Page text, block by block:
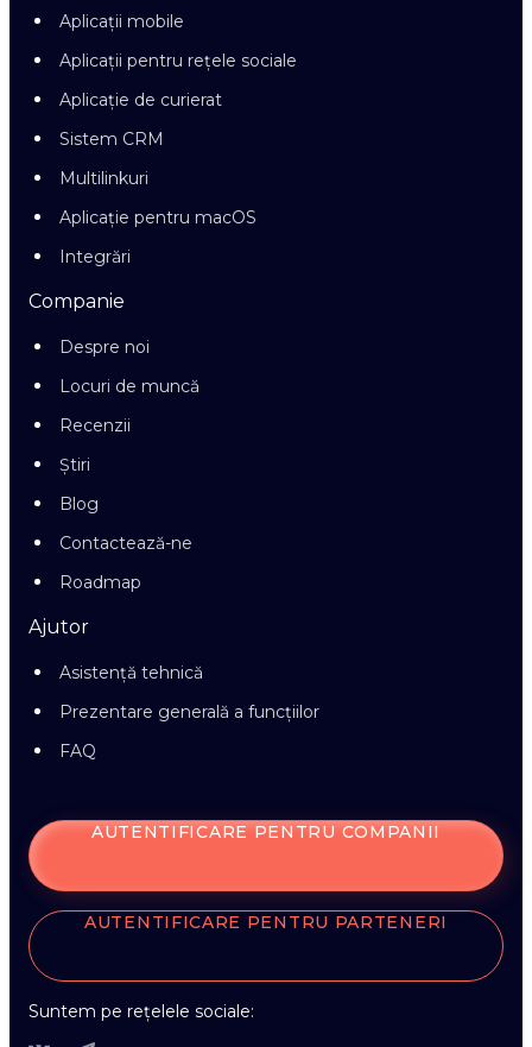
Aplicații mobile
Aplicații pentru rețele sociale
Aplicație de curierat
Sistem CRM
Multilinkuri
Aplicație pentru macOS
Integrări
Companie
Despre noi
Locuri de muncă
Recenzii
Știri
Blog
Contactează-ne
Roadmap
Ajutor
Asistență tehnică
Prezentare generală a funcțiilor
FAQ
AUTENTIFICARE PENTRU COMPANII
AUTENTIFICARE PENTRU PARTENERI
Suntem pe rețelele sociale: